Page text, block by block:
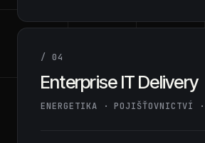
/ 04
Enterprise IT Delivery
ENERGETIKA · POJIŠŤOVNICTVÍ